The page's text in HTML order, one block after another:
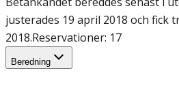
justerades 19 april 2018 och fick
2018.Reservationer: 17
Beredning